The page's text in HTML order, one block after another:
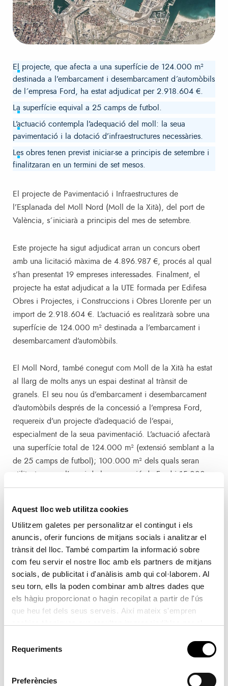
Aquest lloc web utilitza cookies
Utilitzem galetes per personalitzar el contingut i els
anuncis, oferir funcions de mitjans socials i analitzar el
trànsit del lloc. També compartim la informació sobre
com feu servir el nostre lloc amb els partners de mitjans
socials, de publicitat i d'anàlisis amb qui col·laborem. Al
seu torn, ells la poden combinar amb altres dades que
els hàgiu proporcionat o hagin recopilat a partir de l'ús
que heu fet dels seus serveis. Així mateix s'empren
acceptació.
Requeriments
Preferències
El projecte, que afecta a una superfície de 124.000 m²
destinada a l’embarcament i desembarcament d´automòbils
de l´empresa Ford, ha estat adjudicat per 2.918.604 €.
La superfície equival a 25 camps de futbol.
L’actuació contempla l’adequació del moll: la seua
pavimentació i la dotació d’infraestructures necessàries.
Les obres tenen previst iniciar-se a principis de setembre i
finalitzaran en un termini de set mesos.
El projecte de Pavimentació i Infraestructures de
l’Esplanada del Moll Nord (Moll de la Xità), del port de
València, s´iniciarà a principis del mes de setembre.
Este projecte ha sigut adjudicat arran un concurs obert
amb una licitació màxima de 4.896.987 €, procés al qual
s’han presentat 19 empreses interessades. Finalment, el
projecte ha estat adjudicat a la UTE formada per Edifesa
Obres i Projectes, i Construccions i Obres Llorente per un
import de 2.918.604 €. L’actuació es realitzarà sobre una
superfície de 124.000 m² destinada a l’embarcament i
desembarcament d’automòbils.
El Moll Nord, també conegut com Moll de la Xità ha estat
al llarg de molts anys un espai destinat al trànsit de
granels. El seu nou ús d’embarcament i desembarcament
d’automòbils després de la concessió a l’empresa Ford,
requereix d’un projecte d’adequació de l’espai,
especialment de la seua pavimentació. L’actuació afectarà
una superfície total de 124.000 m² (extensió semblant a la
de 25 camps de futbol); 100.000 m² dels quals seran
utilitzats per a l’espai de la concessió de Ford i 15.000
m² seran destinats a una zona de maniobres. La resta de
operaris, accessos etc. Pel que fa als aspectes tècnics, la
superfície a pavimentar té unes mesures de 220 metros
d’ample de pati per 550 metres de llargària de moll.
L’Autoritat Portuària de València (APV), va atorgar la
l’any 2016. Es tracta d’una concessió per a set anys,
prorrogable a tres més, que compta amb un compromís de
Ford, a més, disposa d’una segona concessió en l’extrem
total, la companyia concentra al port de València una